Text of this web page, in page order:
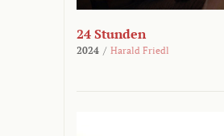
24 Stunden
2024 / Harald Friedl